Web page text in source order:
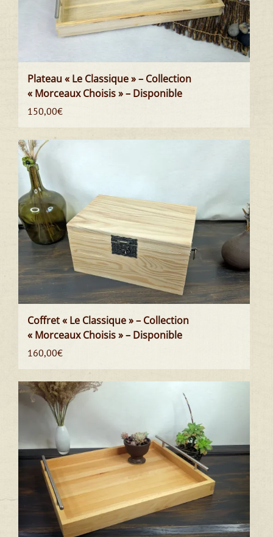
Plateau « Le Classique » – Collection
« Morceaux Choisis » – Disponible
150,00€
Coffret « Le Classique » – Collection
« Morceaux Choisis » – Disponible
160,00€